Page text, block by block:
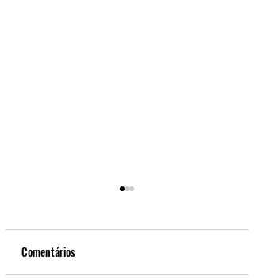
Comentários